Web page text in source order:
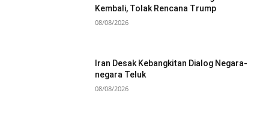
Kembali, Tolak Rencana Trump
08/08/2026
Iran Desak Kebangkitan Dialog Negara-
negara Teluk
08/08/2026